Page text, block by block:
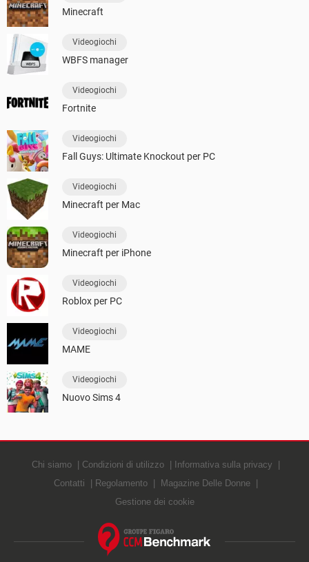
Minecraft
Videogiochi
WBFS manager
Videogiochi
Fortnite
Videogiochi
Fall Guys: Ultimate Knockout per PC
Videogiochi
Minecraft per Mac
Videogiochi
Minecraft per iPhone
Videogiochi
Roblox per PC
Videogiochi
MAME
Videogiochi
Nuovo Sims 4
Chi siamo Condizioni di utilizzo
Informativa sulla privacy
Contatti
Regolamento
Magazine Delle Donne
Gestione dei cookie